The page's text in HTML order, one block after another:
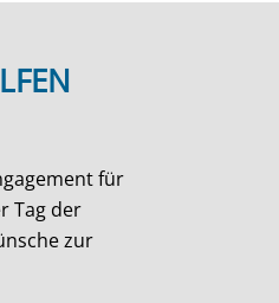
für
Tag der
zur